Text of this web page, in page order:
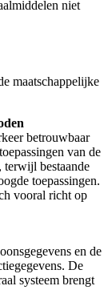
niet
maatschappelijke
betrouwbaar
van de
bestaande
toepassingen.
vooral richt op
en de
De
systeem brengt